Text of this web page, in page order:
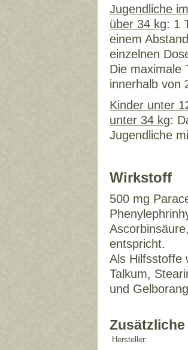
Jugendliche
über 34 kg: 1
einem
einzelnen
Die maximale
innerhalb von
Kinder unter
unter 34 kg:
Jugendliche
Wirkstoff
500 mg
entspricht.
Als Hilfsstoffe
Talkum,
und
Hersteller: